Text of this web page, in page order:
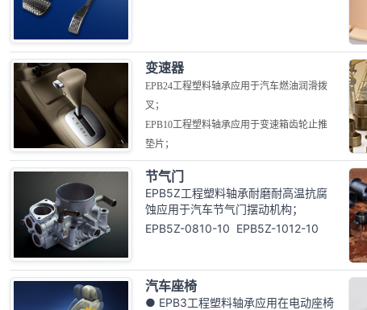
变速器
EPB24工程塑料轴承应用于汽车燃油润滑拨
叉；
EPB10工程塑料轴承应用于变速箱齿轮止推
垫片；
节气门
EPB5Z工程塑料轴承耐磨耐高温抗腐
蚀应用于汽车节气门摆动机构；
EPB5Z-0810-10 EPB5Z-1012-10
汽车座椅
● EPB3工程塑料轴承应用在电动座椅